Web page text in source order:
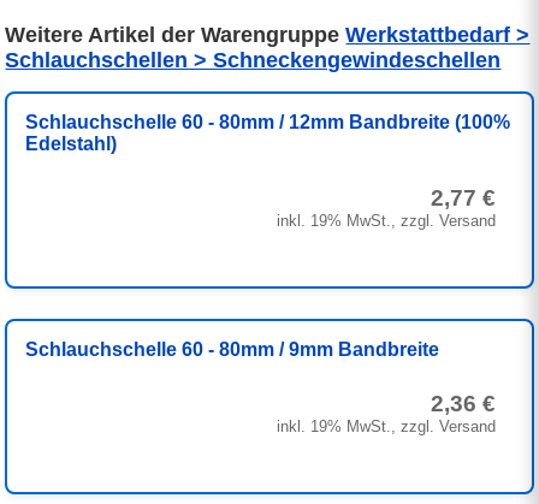
Weitere Artikel der WarengruppeWerkstattbedarf >
Schlauchschellen > Schneckengewindeschellen
Schlauchschelle 60 - 80mm / 12mm Bandbreite (100%
Edelstahl)
2,77 €
inkl. 19% MwSt., zzgl. Versand
Schlauchschelle 60 - 80mm / 9mm Bandbreite
2,36 €
inkl. 19% MwSt., zzgl. Versand